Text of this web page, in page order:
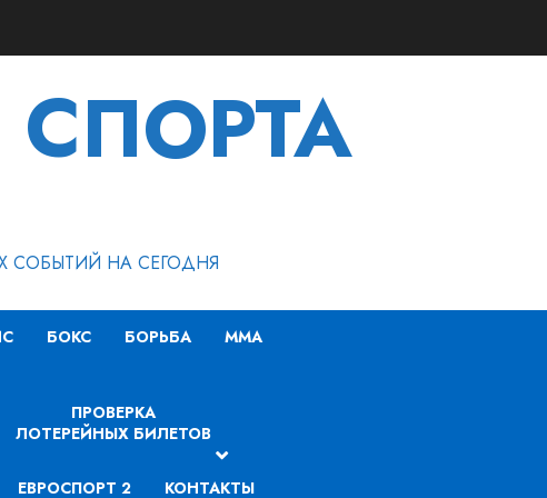
СОБЫТИЙ НА СЕГОДНЯ
БОКС БОРЬБА MMA
ПРОВЕРКА
ЛОТЕРЕЙНЫХ БИЛЕТОВ
ЕВРОСПОРТ 2 КОНТАКТЫ